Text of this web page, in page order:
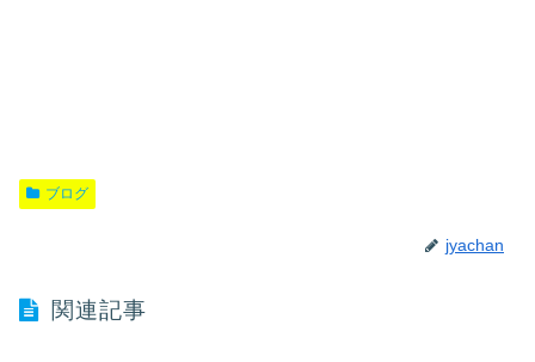
ブログ
jyachan
関連記事